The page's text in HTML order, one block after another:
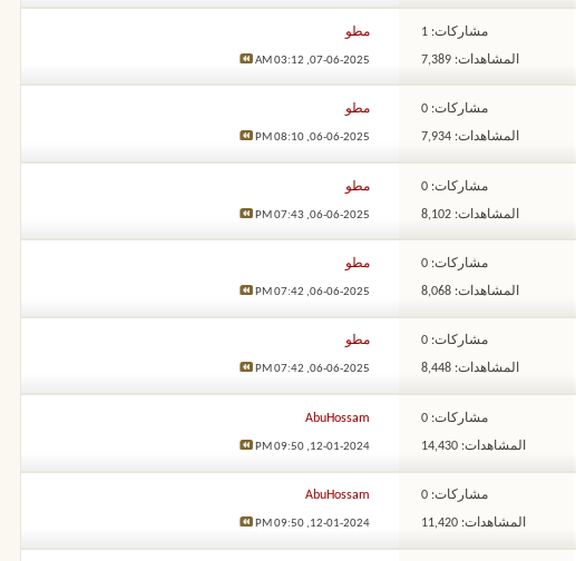
مشاركات: 1
المشاهدات: 7,389
مطو
07-06-2025,
03:12 AM
مشاركات: 0
المشاهدات: 7,934
مطو
06-06-2025,
08:10 PM
مشاركات: 0
المشاهدات: 8,102
مطو
06-06-2025,
07:43 PM
مشاركات: 0
المشاهدات: 8,068
مطو
06-06-2025,
07:42 PM
مشاركات: 0
المشاهدات: 8,448
مطو
06-06-2025,
07:42 PM
مشاركات: 0
المشاهدات: 14,430
AbuHossam
12-01-2024,
09:50 PM
مشاركات: 0
المشاهدات: 11,420
AbuHossam
12-01-2024,
09:50 PM